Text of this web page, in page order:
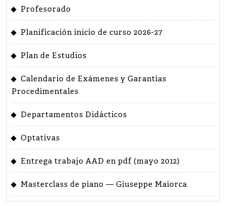
Profesorado
Planificación inicio de curso 2026-27
Plan de Estudios
Calendario de Exámenes y Garantías
Procedimentales
Departamentos Didácticos
Optativas
Entrega trabajo AAD en pdf (mayo 2012)
Masterclass de piano — Giuseppe Maiorca